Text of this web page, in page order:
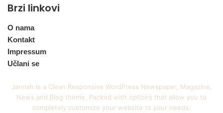
Brzi linkovi
O nama
Kontakt
Impressum
Učlani se
Jannah is a Clean Responsive WordPress Newspaper, Magazine,
News and Blog theme. Packed with options that allow you to
completely customize your website to your needs.